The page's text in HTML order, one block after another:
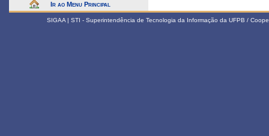
Ir ao Menu Principal
SIGAA | STI - Superintendência de Tecnologia da Informação da UFPB /